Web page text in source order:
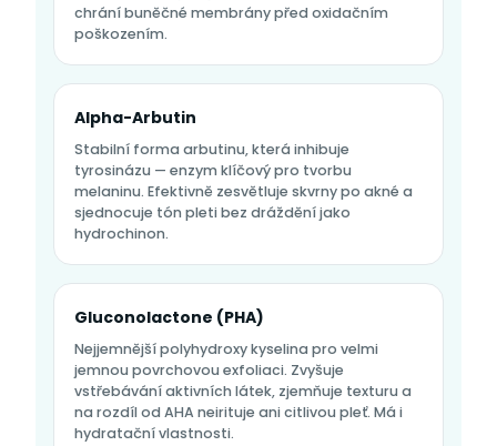
chrání buněčné membrány před oxidačním
poškozením.
Alpha-Arbutin
Stabilní forma arbutinu, která inhibuje
tyrosinázu — enzym klíčový pro tvorbu
melaninu. Efektivně zesvětluje skvrny po akné a
sjednocuje tón pleti bez dráždění jako
hydrochinon.
Gluconolactone (PHA)
Nejjemnější polyhydroxy kyselina pro velmi
jemnou povrchovou exfoliaci. Zvyšuje
vstřebávání aktivních látek, zjemňuje texturu a
na rozdíl od AHA neirituje ani citlivou pleť. Má i
hydratační vlastnosti.